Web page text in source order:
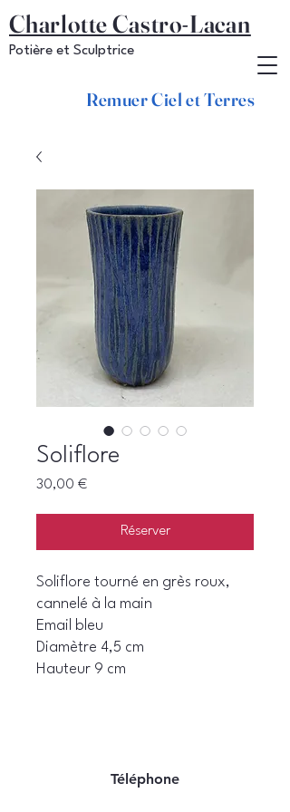
Remuer Ciel et Terres
Potière et Sculptrice
Charlotte Castro-Lacan
Soliflore
30,00 €Prix
Réserver
Soliflore tourné en grès roux,
cannelé à la main
Email bleu
Diamètre 4,5 cm
Hauteur 9 cm
Téléphone